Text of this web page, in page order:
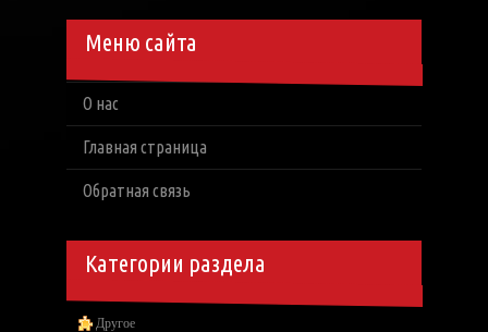
Меню сайта
О нас
Главная страница
Обратная связь
Категории раздела
Другое